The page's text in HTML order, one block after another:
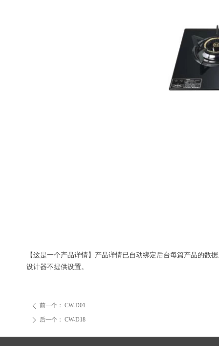
ꄴ 前一个： CW-D01
ꄲ 后一个： CW-D18
【这是一个产品详情】产品详情已自动绑定后台每篇产品的数
设计器不提供设置。